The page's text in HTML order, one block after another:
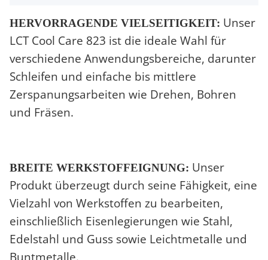
HERVORRAGENDE VIELSEITIGKEIT: Unser
LCT Cool Care 823 ist die ideale Wahl für
verschiedene Anwendungsbereiche, darunter
Schleifen und einfache bis mittlere
Zerspanungsarbeiten wie Drehen, Bohren
und Fräsen.
BREITE WERKSTOFFEIGNUNG: Unser
Produkt überzeugt durch seine Fähigkeit, eine
Vielzahl von Werkstoffen zu bearbeiten,
einschließlich Eisenlegierungen wie Stahl,
Edelstahl und Guss sowie Leichtmetalle und
Buntmetalle.